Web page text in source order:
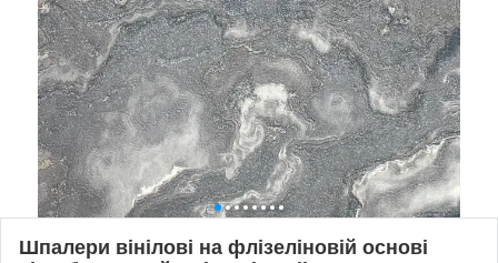
Шпалери вінілові на флізеліновій основі